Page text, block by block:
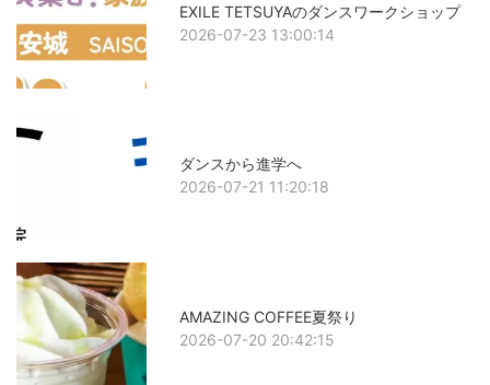
EXILE TETSUYAのダンスワークショップ
2026-07-23 13:00:14
ダンスから進学へ
2026-07-21 11:20:18
AMAZING COFFEE夏祭り
2026-07-20 20:42:15